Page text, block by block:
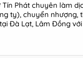
Phát chuyên làm
ty), chuyển nhượng,
Đà Lạt, Lâm Đồng